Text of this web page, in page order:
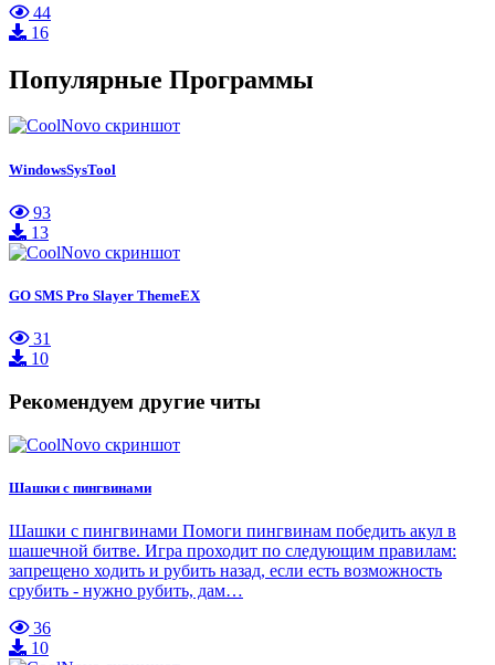
44
16
Популярные Программы
WindowsSysTool
93
13
GO SMS Pro Slayer ThemeEX
31
10
Рекомендуем другие читы
Шашки с пингвинами
Шашки с пингвинами Помоги пингвинам победить акул в
шашечной битве. Игра проходит по следующим правилам:
запрещено ходить и рубить назад, если есть возможность
срубить - нужно рубить, дам…
36
10